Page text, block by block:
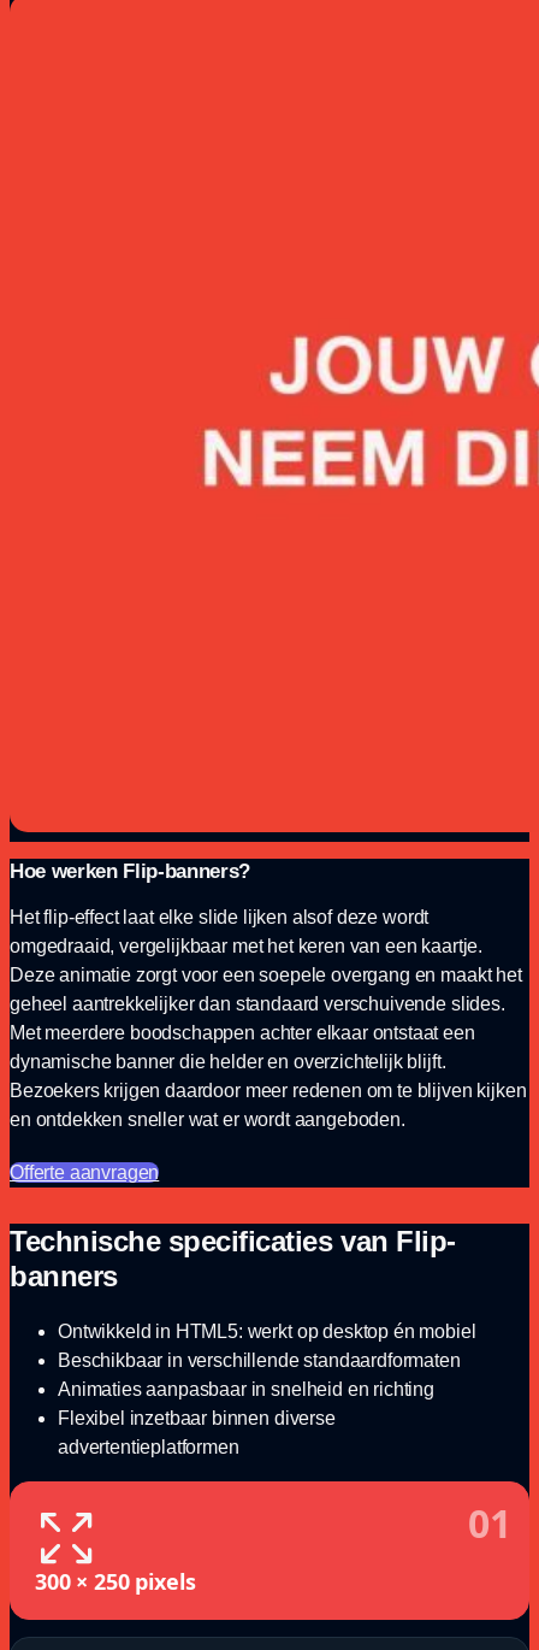
Hoe werken Flip-banners?
Het flip-effect laat elke slide lijken alsof deze wordt
omgedraaid, vergelijkbaar met het keren van een kaartje.
Deze animatie zorgt voor een soepele overgang en maakt het
geheel aantrekkelijker dan standaard verschuivende slides.
Met meerdere boodschappen achter elkaar ontstaat een
dynamische banner die helder en overzichtelijk blijft.
Bezoekers krijgen daardoor meer redenen om te blijven kijken
en ontdekken sneller wat er wordt aangeboden.
Offerte aanvragen
Technische specificaties van Flip-
banners
Ontwikkeld in HTML5: werkt op desktop én mobiel
Beschikbaar in verschillende standaardformaten
Animaties aanpasbaar in snelheid en richting
Flexibel inzetbaar binnen diverse
advertentieplatformen
300 × 250 pixels
01